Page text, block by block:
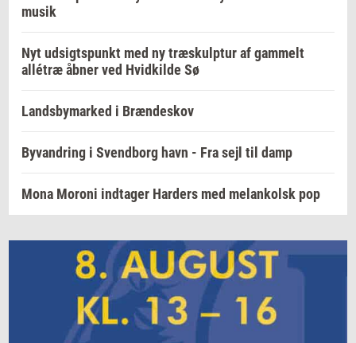
musik
Nyt udsigtspunkt med ny træskulptur af gammelt
allétræ åbner ved Hvidkilde Sø
Landsbymarked i Brændeskov
Byvandring i Svendborg havn - Fra sejl til damp
Mona Moroni indtager Harders med melankolsk pop